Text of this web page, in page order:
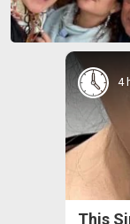
4
This